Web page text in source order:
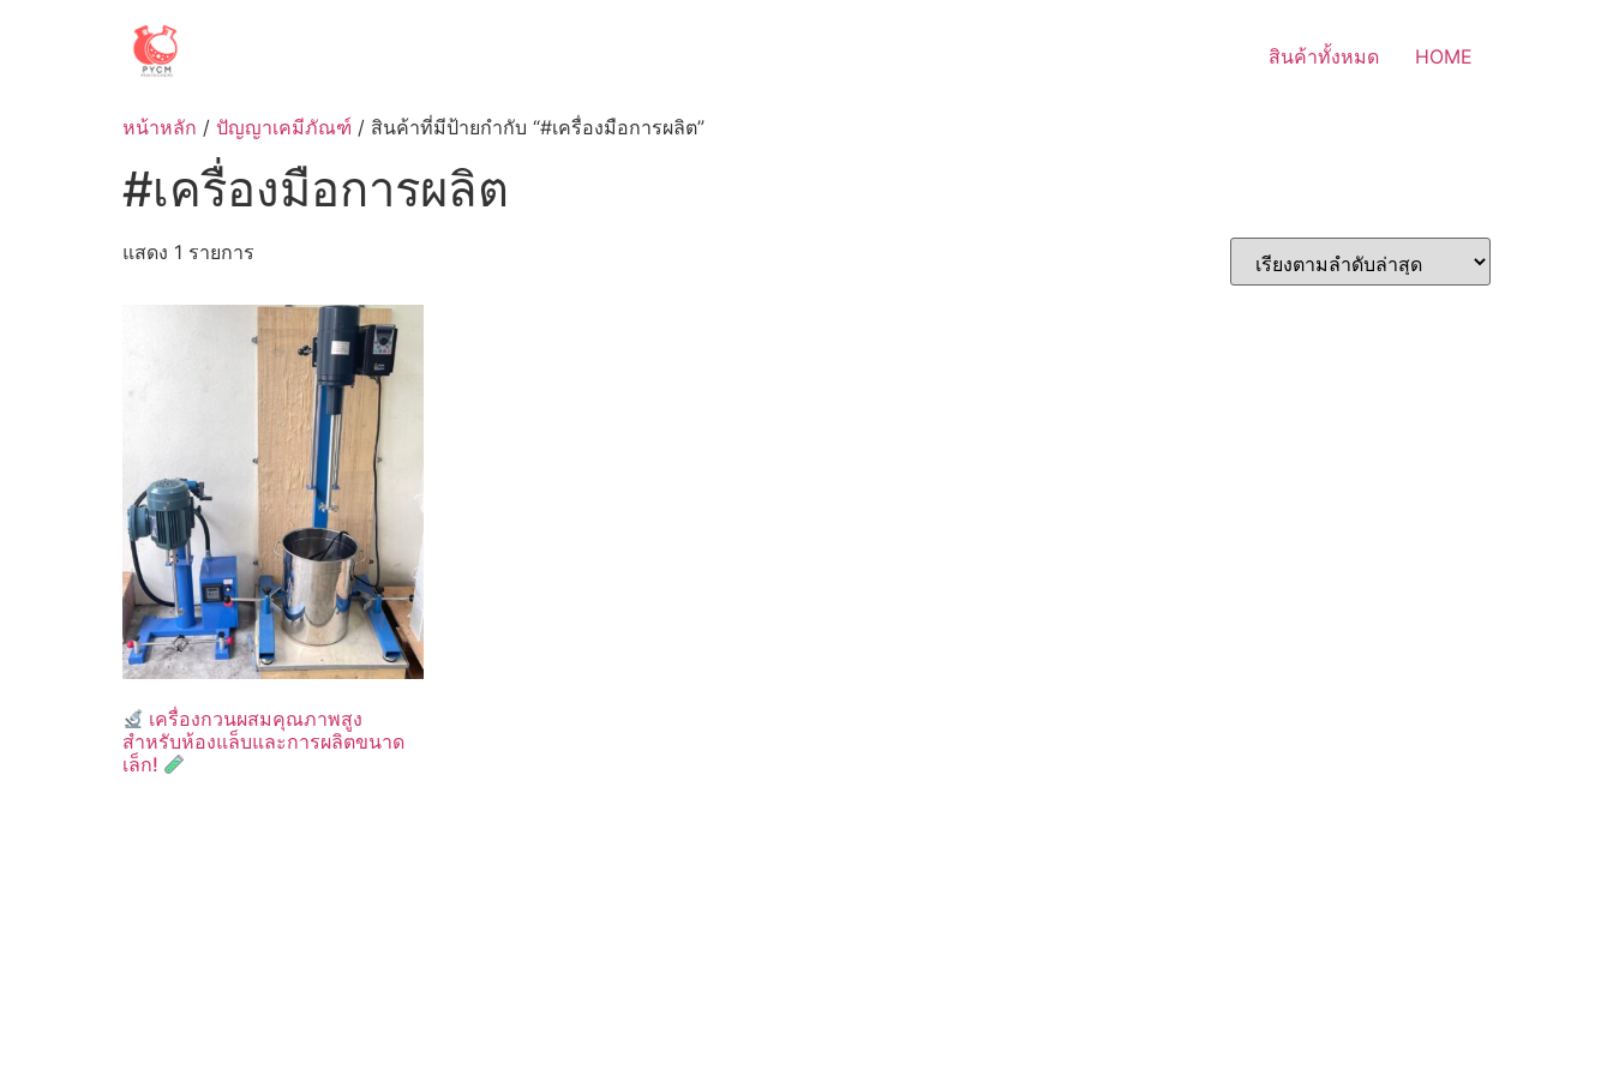
สินค้าทั้งหมด HOME
หน้าหลัก / ปัญญาเคมีภัณฑ์ / สินค้าที่มีป้ายกำกับ “#เครื่องมือการผลิต”
#เครื่องมือการผลิต
แสดง 1 รายการ
เครื่องกวนผสมคุณภาพสูง
สำหรับห้องแล็บและการผลิตขนาด
เล็ก!